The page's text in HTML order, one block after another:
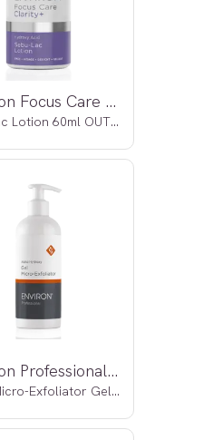
*Environ Focus Care Clarity+
Sebu Lac Lotion 60ml OUTLET
*Environ Professional OUTLET
Alpha Micro-Exfoliator Gel 290ml